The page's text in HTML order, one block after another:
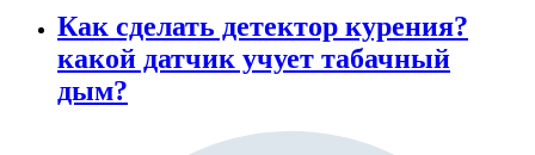
Как сделать детектор курения?
какой датчик учует табачный
дым?